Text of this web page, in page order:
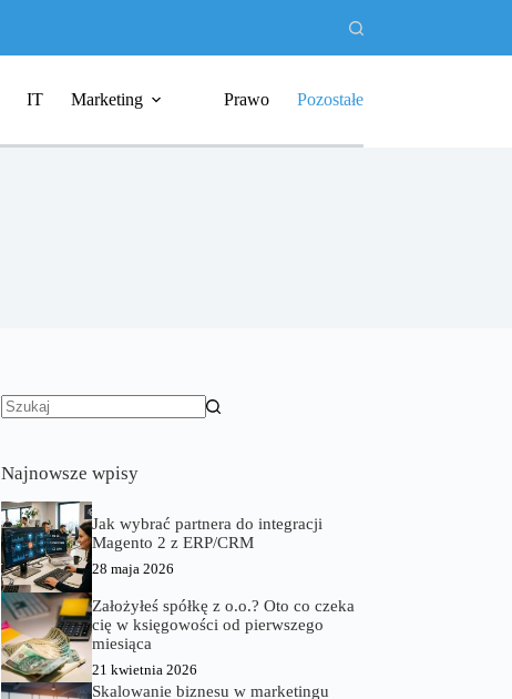
IT Marketing Prawo Pozostałe
Najnowsze wpisy
Jak wybrać partnera do integracji
Magento 2 z ERP/CRM
28 maja 2026
Założyłeś spółkę z o.o.? Oto co czeka
cię w księgowości od pierwszego
miesiąca
21 kwietnia 2026
Skalowanie biznesu w marketingu